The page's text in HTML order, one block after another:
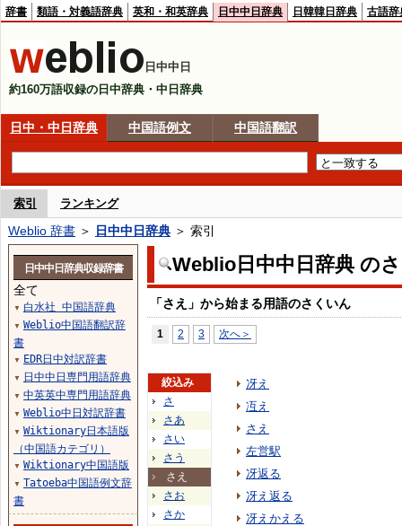
辞書 類語・対義語辞典 英和・和英辞典 日中中日辞典 日韓韓日辞典 古語辞
日中中日
約160万語収録の日中辞典・中日辞典
日中・中日辞典 中国語例文 中国語翻訳
索引 ランキング
Weblio 辞書 ＞ 日中中日辞典 ＞ 索引
Weblio日中中日辞典 の
「さえ」から始まる用語のさくいん
1 2 3 次へ＞
絞込み
さ
さあ
さい
さう
さえ
さお
さか
冴え
冱え
さえ
左営駅
冴返る
冴え返る
冴えかえる
日中中日辞典収録辞書
全て
▼ 白水社 中国語辞典
▼ Weblio中国語翻訳辞
書
▼ EDR日中対訳辞書
▼ 日中中日専門用語辞典
▼ 中英英中専門用語辞典
▼ Weblio中日対訳辞書
▼ Wiktionary日本語版
（中国語カテゴリ）
▼ Wiktionary中国語版
▼ Tatoeba中国語例文辞
書